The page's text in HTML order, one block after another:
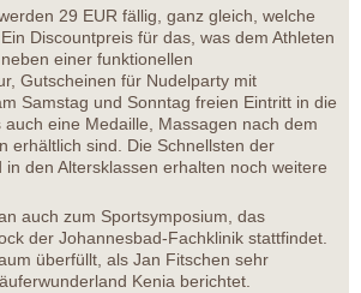
29 EUR fällig, ganz gleich, welche
Discountpreis für das, was dem Athleten
einer funktionellen
Gutscheinen für Nudelparty mit
Samstag und Sonntag freien Eintritt in die
eine Medaille, Massagen nach dem
erhältlich sind. Die Schnellsten der
den Altersklassen erhalten noch weitere
auch zum Sportsymposium, das
der Johannesbad-Fachklinik stattfindet.
überfüllt, als Jan Fitschen sehr
Kenia berichtet.